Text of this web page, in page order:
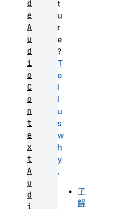
t
u
r
e
?
T
e
l
l
u
s
w
h
y
.
了
解
d
e
A
u
d
i
o
C
o
n
t
e
x
t
A
u
d
i